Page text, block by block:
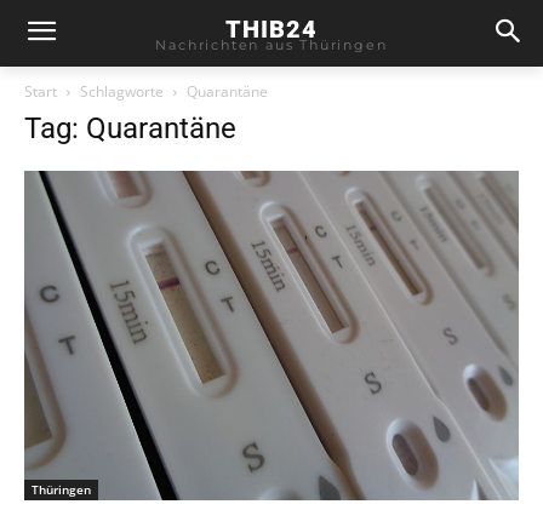
THIB24
Nachrichten aus Thüringen
Start Schlagworte Quarantäne
Tag: Quarantäne
Thüringen